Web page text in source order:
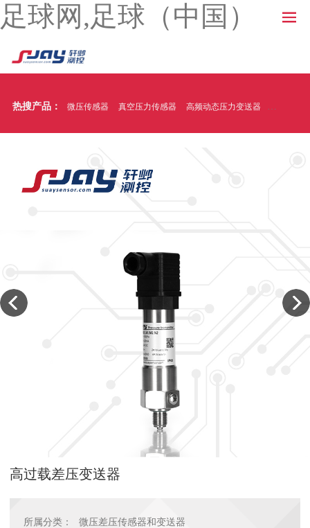
足球网,足球（中国）
热搜产品： 微压传感器 真空压力传感器 高频动态压力变送器 温压一体
高过载差压变送器
所属分类：
微压差压传感器和变送器